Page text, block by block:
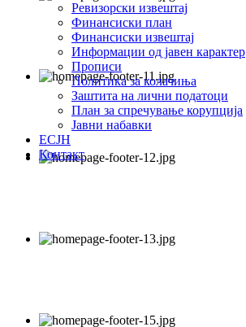
Ревизорски извештај
Финансиски план
Финансиски извештај
Информации од јавен карактер
Прописи
Политика за колачиња
Заштита на лични податоци
План за спречување корупција
Јавни набавки
ЕСЈН
Контакт